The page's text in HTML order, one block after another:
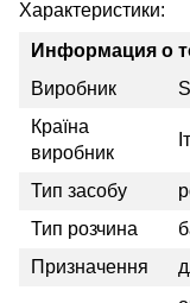
Характеристики:
Информация о
Виробник
Країна
виробник
Тип засобу
Тип розчина
Призначення